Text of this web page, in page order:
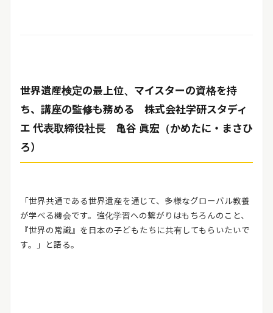
世界遺産検定の最上位、マイスターの資格を持
ち、講座の監修も務める 株式会社学研スタディ
エ 代表取締役社長 亀谷 眞宏（かめたに・まさひ
ろ）
「世界共通である世界遺産を通じて、多様なグローバル教養
が学べる機会です。強化学習への繋がりはもちろんのこと、
『世界の常識』を日本の子どもたちに共有してもらいたいで
す。」と語る。